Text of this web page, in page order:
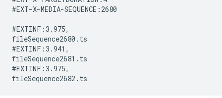
#EXT-X-MEDIA-SEQUENCE:2680
#EXTINF:3.975,
fileSequence2680.ts
#EXTINF:3.941,
fileSequence2681.ts
#EXTINF:3.975,